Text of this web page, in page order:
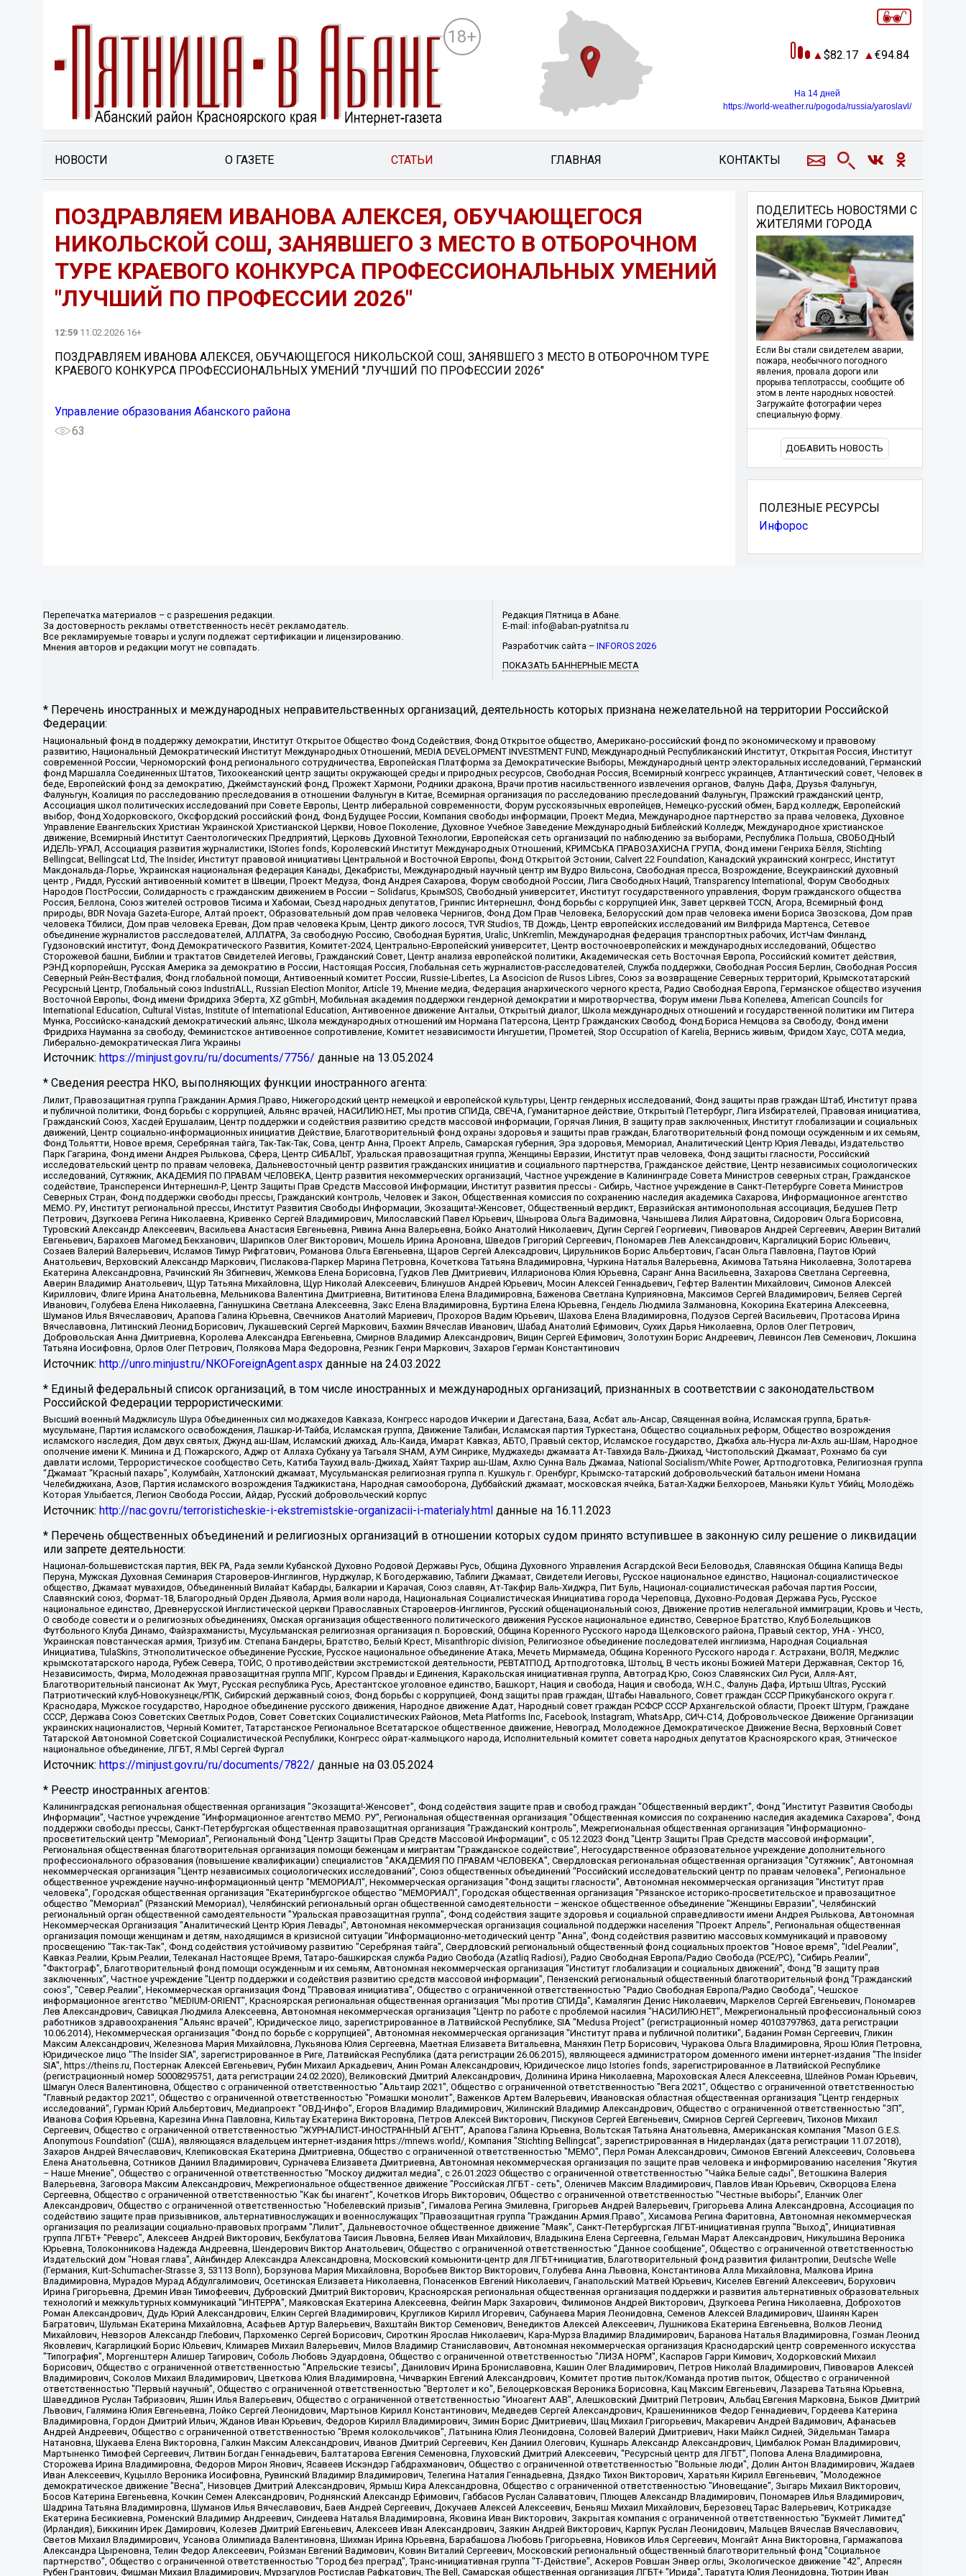
18+
82.17 94.84
На 14 дней
https://world-weather.ru/pogoda/russia/yaroslavl/
НОВОСТИ О ГАЗЕТЕ СТАТЬИ ГЛАВНАЯ КОНТАКТЫ
ПОЗДРАВЛЯЕМ ИВАНОВА АЛЕКСЕЯ, ОБУЧАЮЩЕГОСЯ
НИКОЛЬСКОЙ СОШ, ЗАНЯВШЕГО 3 МЕСТО В ОТБОРОЧНОМ
ТУРЕ КРАЕВОГО КОНКУРСА ПРОФЕССИОНАЛЬНЫХ УМЕНИЙ
"ЛУЧШИЙ ПО ПРОФЕССИИ 2026"
12:59 11.02.2026 16+
ПОЗДРАВЛЯЕМ ИВАНОВА АЛЕКСЕЯ, ОБУЧАЮЩЕГОСЯ НИКОЛЬСКОЙ СОШ, ЗАНЯВШЕГО 3 МЕСТО В ОТБОРОЧНОМ ТУРЕ
КРАЕВОГО КОНКУРСА ПРОФЕССИОНАЛЬНЫХ УМЕНИЙ "ЛУЧШИЙ ПО ПРОФЕССИИ 2026"
Управление образования Абанского района
63
ПОДЕЛИТЕСЬ НОВОСТЯМИ С
ЖИТЕЛЯМИ ГОРОДА
Если Вы стали свидетелем аварии,
пожара, необычного погодного
явления, провала дороги или
прорыва теплотрассы, сообщите об
этом в ленте народных новостей.
Загружайте фотографии через
специальную форму.
ДОБАВИТЬ НОВОСТЬ
ПОЛЕЗНЫЕ РЕСУРСЫ
Инфорос
Перепечатка материалов – с разрешения редакции.
За достоверность рекламы ответственность несёт рекламодатель.
Все рекламируемые товары и услуги подлежат сертификации и лицензированию.
Мнения авторов и редакции могут не совпадать.
Редакция Пятница в Абане.
E-mail: info@aban-pyatnitsa.ru
Разработчик сайта – INFOROS 2026
ПОКАЗАТЬ БАННЕРНЫЕ МЕСТА
* Перечень иностранных и международных неправительственных организаций, деятельность которых признана нежелательной на территории Российской
Федерации:
Национальный фонд в поддержку демократии, Институт Открытое Общество Фонд Содействия, Фонд Открытое общество, Американо-российский фонд по экономическому и правовому
развитию, Национальный Демократический Институт Международных Отношений, MEDIA DEVELOPMENT INVESTMENT FUND, Международный Республиканский Институт, Открытая Россия, Институт
современной России, Черноморский фонд регионального сотрудничества, Европейская Платформа за Демократические Выборы, Международный центр электоральных исследований, Германский
фонд Маршалла Соединенных Штатов, Тихоокеанский центр защиты окружающей среды и природных ресурсов, Свободная Россия, Всемирный конгресс украинцев, Атлантический совет, Человек в
беде, Европейский фонд за демократию, Джеймстаунский фонд, Прожект Хармони, Родники дракона, Врачи против насильственного извлечения органов, Фалунь Дафа, Друзья Фалуньгун,
Фалуньгун, Коалиция по расследованию преследования в отношении Фалуньгун в Китае, Всемирная организация по расследованию преследований Фалуньгун, Пражский гражданский центр,
Ассоциация школ политических исследований при Совете Европы, Центр либеральной современности, Форум русскоязычных европейцев, Немецко-русский обмен, Бард колледж, Европейский
выбор, Фонд Ходорковского, Оксфордский российский фонд, Фонд Будущее России, Компания свободы информации, Проект Медиа, Международное партнерство за права человека, Духовное
Управление Евангельских Христиан Украинской Христианской Церкви, Новое Поколение, Духовное Учебное Заведение Международный Библейский Колледж, Международное христианское
движение, Всемирный Институт Саентологических Предприятий, Церковь Духовной Технологии, Европейская сеть организаций по наблюдению за выборами, Республика Польша, СВОБОДНЫЙ
ИДЕЛЬ-УРАЛ, Ассоциация развития журналистики, IStories fonds, Королевский Институт Международных Отношений, КРИМСЬКА ПРАВОЗАХИСНА ГРУПА, Фонд имени Генриха Бёлля, Stichting
Bellingcat, Bellingcat Ltd, The Insider, Институт правовой инициативы Центральной и Восточной Европы, Фонд Открытой Эстонии, Calvert 22 Foundation, Канадский украинский конгресс, Институт
Макдональда-Лорье, Украинская национальная федерация Канады, Декабристы, Международный научный центр им Вудро Вильсона, Свободная пресса, Возрождение, Всеукраинский духовный
центр , Риддл, Русский антивоенный комитет в Швеции, Проект Медуза, Фонд Андрея Сахарова, Форум свободной России, Лига Свободных Наций, Transparеncy International, Форум Свободных
Народов ПостРоссии, Солидарность с гражданским движением в России – Solidarus, КрымSOS, Свободный университет, Институт государственного управления, Форум гражданского общества
Россия, Беллона, Союз жителей островов Тисима и Хабомаи, Съезд народных депутатов, Гринпис Интернешнл, Фонд борьбы с коррупцией Инк, Завет церквей TCCN, Агора, Всемирный фонд
природы, BDR Novaja Gazeta-Europe, Алтай проект, Образовательный дом прав человека Чернигов, Фонд Дом Прав Человека, Белорусский дом прав человека имени Бориса Звозскова, Дом прав
человека Тбилиси, Дом прав человека Ереван, Дом прав человека Крым, Центр дикого лосося, TVR Studios, ТВ Дождь, Центр европейских исследований им Вилфрида Мартенса, Сетевое
объединение журналистов расследователей, АЛЛАТРА, За свободную Россию, Свободная Бурятия, Uralic, UnKremlin, Международная федерация транспортных рабочих, ИстЧам Финланд,
Гудзоновский институт, Фонд Демократического Развития, Комитет-2024, Центрально-Европейский университет, Центр восточноевропейских и международных исследований, Общество
Сторожевой башни, Библии и трактатов Свидетелей Иеговы, Гражданский Совет, Центр анализа европейской политики, Академическая сеть Восточная Европа, Российский комитет действия,
РЭНД корпорейшн, Русская Америка за демократию в России, Настоящая Россия, Глобальная сеть журналистов-расследователей, Служба поддержки, Свободная Россия Берлин, Свободная Россия
Северный Рейн-Вестфалия, Фонд глобальной помощи, Антивоенный комитет России, Russie-Libertes, La Asocicion de Rusos Libres, Союз за возвращение Северных территорий, Крымскотатарский
Ресурсный Центр, Глобальный союз IndustriALL, Russian Election Monitor, Article 19, Мнение медиа, Федерация анархического черного креста, Радио Свободная Европа, Германское общество изучения
Восточной Европы, Фонд имени Фридриха Эберта, XZ gGmbH, Мобильная академия поддержки гендерной демократии и миротворчества, Форум имени Льва Копелева, American Councils for
International Education, Cultural Vistas, Institute of International Education, Антивоенное движение Антальи, Открытый диалог, Школа международных отношений и государственной политики им Питера
Мунка, Российско-канадский демократический альянс, Школа международных отношений им Нормана Патерсона, Центр Гражданских Свобод, Фонд Бориса Немцова за Свободу, Фонд имени
Фридриха Науманна за свободу, Феминистское антивоенное сопротивление, Комитет независимости Ингушетии, Прометей, Stop Occupation of Karelia, Вернись живым, Фридом Хаус, СОТА медиа,
Либерально-демократическая Лига Украины
Источник: https://minjust.gov.ru/ru/documents/7756/ данные на 13.05.2024
* Сведения реестра НКО, выполняющих функции иностранного агента:
Лилит, Правозащитная группа Гражданин.Армия.Право, Нижегородский центр немецкой и европейской культуры, Центр гендерных исследований, Фонд защиты прав граждан Штаб, Институт права
и публичной политики, Фонд борьбы с коррупцией, Альянс врачей, НАСИЛИЮ.НЕТ, Мы против СПИДа, СВЕЧА, Гуманитарное действие, Открытый Петербург, Лига Избирателей, Правовая инициатива,
Гражданский Союз, Хасдей Ерушалаим, Центр поддержки и содействия развитию средств массовой информации, Горячая Линия, В защиту прав заключенных, Институт глобализации и социальных
движений, Центр социально-информационных инициатив Действие, Благотворительный фонд охраны здоровья и защиты прав граждан, Благотворительный фонд помощи осужденным и их семьям,
Фонд Тольятти, Новое время, Серебряная тайга, Так-Так-Так, Сова, центр Анна, Проект Апрель, Самарская губерния, Эра здоровья, Мемориал, Аналитический Центр Юрия Левады, Издательство
Парк Гагарина, Фонд имени Андрея Рылькова, Сфера, Центр СИБАЛЬТ, Уральская правозащитная группа, Женщины Евразии, Институт прав человека, Фонд защиты гласности, Российский
исследовательский центр по правам человека, Дальневосточный центр развития гражданских инициатив и социального партнерства, Гражданское действие, Центр независимых социологических
исследований, Сутяжник, АКАДЕМИЯ ПО ПРАВАМ ЧЕЛОВЕКА, Центр развития некоммерческих организаций, Частное учреждение в Калининграде Совета Министров северных стран, Гражданское
содействие, Трансперенси Интернешнл-Р, Центр Защиты Прав Средств Массовой Информации, Институт развития прессы - Сибирь, Частное учреждение в Санкт-Петербурге Совета Министров
Северных Стран, Фонд поддержки свободы прессы, Гражданский контроль, Человек и Закон, Общественная комиссия по сохранению наследия академика Сахарова, Информационное агентство
МЕМО. РУ, Институт региональной прессы, Институт Развития Свободы Информации, Экозащита!-Женсовет, Общественный вердикт, Евразийская антимонопольная ассоциация, Бедушев Петр
Петрович, Дзугкоева Регина Николаевна, Кривенко Сергей Владимирович, Милославский Павел Юрьевич, Шнырова Ольга Вадимовна, Чанышева Лилия Айратовна, Сидорович Ольга Борисовна,
Туровский Александр Алексеевич, Васильева Анастасия Евгеньевна, Ривина Анна Валерьевна, Бойко Анатолий Николаевич, Дугин Сергей Георгиевич, Пивоваров Андрей Сергеевич, Аверин Виталий
Евгеньевич, Барахоев Магомед Бекханович, Шарипков Олег Викторович, Мошель Ирина Ароновна, Шведов Григорий Сергеевич, Пономарев Лев Александрович, Каргалицкий Борис Юльевич,
Созаев Валерий Валерьевич, Исламов Тимур Рифгатович, Романова Ольга Евгеньевна, Щаров Сергей Алексадрович, Цирульников Борис Альбертович, Гасан Ольга Павловна, Паутов Юрий
Анатольевич, Верховский Александр Маркович, Пислакова-Паркер Марина Петровна, Кочеткова Татьяна Владимировна, Чуркина Наталья Валерьевна, Акимова Татьяна Николаевна, Золотарева
Екатерина Александровна, Рачинский Ян Збигневич, Жемкова Елена Борисовна, Гудков Лев Дмитриевич, Илларионова Юлия Юрьевна, Саранг Анна Васильевна, Захарова Светлана Сергеевна,
Аверин Владимир Анатольевич, Щур Татьяна Михайловна, Щур Николай Алексеевич, Блинушов Андрей Юрьевич, Мосин Алексей Геннадьевич, Гефтер Валентин Михайлович, Симонов Алексей
Кириллович, Флиге Ирина Анатольевна, Мельникова Валентина Дмитриевна, Вититинова Елена Владимировна, Баженова Светлана Куприяновна, Максимов Сергей Владимирович, Беляев Сергей
Иванович, Голубева Елена Николаевна, Ганнушкина Светлана Алексеевна, Закс Елена Владимировна, Буртина Елена Юрьевна, Гендель Людмила Залмановна, Кокорина Екатерина Алексеевна,
Шуманов Илья Вячеславович, Арапова Галина Юрьевна, Свечников Анатолий Мариевич, Прохоров Вадим Юрьевич, Шахова Елена Владимировна, Подузов Сергей Васильевич, Протасова Ирина
Вячеславовна, Литинский Леонид Борисович, Лукашевский Сергей Маркович, Бахмин Вячеслав Иванович, Шабад Анатолий Ефимович, Сухих Дарья Николаевна, Орлов Олег Петрович,
Добровольская Анна Дмитриевна, Королева Александра Евгеньевна, Смирнов Владимир Александрович, Вицин Сергей Ефимович, Золотухин Борис Андреевич, Левинсон Лев Семенович, Локшина
Татьяна Иосифовна, Орлов Олег Петрович, Полякова Мара Федоровна, Резник Генри Маркович, Захаров Герман Константинович
Источник: http://unro.minjust.ru/NKOForeignAgent.aspx данные на 24.03.2022
* Единый федеральный список организаций, в том числе иностранных и международных организаций, признанных в соответствии с законодательством
Российской Федерации террористическими:
Высший военный Маджлисуль Шура Объединенных сил моджахедов Кавказа, Конгресс народов Ичкерии и Дагестана, База, Асбат аль-Ансар, Священная война, Исламская группа, Братья-
мусульмане, Партия исламского освобождения, Лашкар-И-Тайба, Исламская группа, Движение Талибан, Исламская партия Туркестана, Общество социальных реформ, Общество возрождения
исламского наследия, Дом двух святых, Джунд аш-Шам, Исламский джихад, Аль-Каида, Имарат Кавказ, АБТО, Правый сектор, Исламское государство, Джабха аль-Нусра ли-Ахль аш-Шам, Народное
ополчение имени К. Минина и Д. Пожарского, Аджр от Аллаха Субхану уа Тагьаля SHAM, АУМ Синрике, Муджахеды джамаата Ат-Тавхида Валь-Джихад, Чистопольский Джамаат, Рохнамо ба суи
давлати исломи, Террористическое сообщество Сеть, Катиба Таухид валь-Джихад, Хайят Тахрир аш-Шам, Ахлю Сунна Валь Джамаа, National Socialism/White Power, Артподготовка, Религиозная группа
“Джамаат “Красный пахарь”, Колумбайн, Хатлонский джамаат, Мусульманская религиозная группа п. Кушкуль г. Оренбург, Крымско-татарский добровольческий батальон имени Номана
Челебиджихана, Азов, Партия исламского возрождения Таджикистана, Народная самооборона, Дуббайский джамаат, московская ячейка, Батал-Хаджи Белхороев, Маньяки Культ Убийц, Молодёжь
Которая Улыбается, Легион Свобода России, Айдар, Русский добровольческий корпус
Источник: http://nac.gov.ru/terroristicheskie-i-ekstremistskie-organizacii-i-materialy.html данные на 16.11.2023
* Перечень общественных объединений и религиозных организаций в отношении которых судом принято вступившее в законную силу решение о ликвидации
или запрете деятельности:
Национал-большевистская партия, ВЕК РА, Рада земли Кубанской Духовно Родовой Державы Русь, Община Духовного Управления Асгардской Веси Беловодья, Славянская Община Капища Веды
Перуна, Мужская Духовная Семинария Староверов-Инглингов, Нурджулар, К Богодержавию, Таблиги Джамаат, Свидетели Иеговы, Русское национальное единство, Национал-социалистическое
общество, Джамаат мувахидов, Объединенный Вилайат Кабарды, Балкарии и Карачая, Союз славян, Ат-Такфир Валь-Хиджра, Пит Буль, Национал-социалистическая рабочая партия России,
Славянский союз, Формат-18, Благородный Орден Дьявола, Армия воли народа, Национальная Социалистическая Инициатива города Череповца, Духовно-Родовая Держава Русь, Русское
национальное единство, Древнерусской Инглистической церкви Православных Староверов-Инглингов, Русский общенациональный союз, Движение против нелегальной иммиграции, Кровь и Честь,
О свободе совести и о религиозных объединениях, Омская организация общественного политического движения Русское национальное единство, Северное Братство, Клуб Болельщиков
Футбольного Клуба Динамо, Файзрахманисты, Мусульманская религиозная организация п. Боровский, Община Коренного Русского народа Щелковского района, Правый сектор, УНА - УНСО,
Украинская повстанческая армия, Тризуб им. Степана Бандеры, Братство, Белый Крест, Misanthropic division, Религиозное объединение последователей инглиизма, Народная Социальная
Инициатива, TulaSkins, Этнополитическое объединение Русские, Русское национальное объединение Атака, Мечеть Мирмамеда, Община Коренного Русского народа г. Астрахани, ВОЛЯ, Меджлис
крымскотатарского народа, Рубеж Севера, ТОЙС, О противодействии экстремистской деятельности, РЕВТАТПОД, Артподготовка, Штольц, В честь иконы Божией Матери Державная, Сектор 16,
Независимость, Фирма, Молодежная правозащитная группа МПГ, Курсом Правды и Единения, Каракольская инициативная группа, Автоград Крю, Союз Славянских Сил Руси, Алля-Аят,
Благотворительный пансионат Ак Умут, Русская республика Русь, Арестантское уголовное единство, Башкорт, Нация и свобода, Нация и свобода, W.H.С., Фалунь Дафа, Иртыш Ultras, Русский
Патриотический клуб-Новокузнецк/РПК, Сибирский державный союз, Фонд борьбы с коррупцией, Фонд защиты прав граждан, Штабы Навального, Совет граждан СССР Прикубанского округа г.
Краснодара, Мужское государство, Народное объединение русского движения, Народное движение Адат, Народный совет граждан РСФСР СССР Архангельской области, Проект Штурм, Граждане
СССР, Держава Союз Советских Светлых Родов, Совет Советских Социалистических Районов, Meta Platforms Inc, Facebook, Instagram, WhatsApp, СИЧ-С14, Добровольческое Движение Организации
украинских националистов, Черный Комитет, Татарстанское Региональное Всетатарское общественное движение, Невоград, Молодежное Демократическое Движение Весна, Верховный Совет
Татарской Автономной Советской Социалистической Республики, Конгресс ойрат-калмыцкого народа, Исполнительный комитет совета народных депутатов Красноярского края, Этническое
национальное объединение, ЛГБТ, Я.МЫ Сергей Фургал
Источник: https://minjust.gov.ru/ru/documents/7822/ данные на 03.05.2024
* Реестр иностранных агентов:
Калининградская региональная общественная организация "Экозащита!-Женсовет", Фонд содействия защите прав и свобод граждан "Общественный вердикт", Фонд "Институт Развития Свободы Информации", Частное учреждение "Информационное агентство МЕМО. РУ", Региональная общественная организация "Общественная комиссия по сохранению наследия академика Сахарова", Фонд поддержки свободы прессы, Санкт-Петербургская общественная правозащитная организация "Гражданский контроль", Межрегиональная общественная организация "Информационно-просветительский центр "Мемориал", Региональный Фонд "Центр Защиты Прав Средств Массовой Информации", с 05.12.2023 Фонд "Центр Защиты Прав Средств массовой информации", Региональная общественная благотворительная организация помощи беженцам и мигрантам "Гражданское содействие", Негосударственное образовательное учреждение дополнительного профессионального образования (повышение квалификации) специалистов "АКАДЕМИЯ ПО ПРАВАМ ЧЕЛОВЕКА", Свердловская региональная общественная организация "Сутяжник", Автономная некоммерческая организация "Центр независимых социологических исследований", Союз общественных объединений "Российский исследовательский центр по правам человека", Региональное общественное учреждение научно-информационный центр "МЕМОРИАЛ", Некоммерческая организация "Фонд защиты гласности", Автономная некоммерческая организация "Институт прав человека", Городская общественная организация "Екатеринбургское общество "МЕМОРИАЛ", Городская общественная организация "Рязанское историко-просветительское и правозащитное общество "Мемориал" (Рязанский Мемориал), Челябинский региональный орган общественной самодеятельности – женское общественное объединение "Женщины Евразии", Челябинский региональный орган общественной самодеятельности "Уральская правозащитная группа", Фонд содействия защите здоровья и социальной справедливости имени Андрея Рылькова, Автономная Некоммерческая Организация "Аналитический Центр Юрия Левады", Автономная некоммерческая организация социальной поддержки населения "Проект Апрель", Региональная общественная организация помощи женщинам и детям, находящимся в кризисной ситуации "Информационно-методический центр "Анна", Фонд содействия развитию массовых коммуникаций и правовому просвещению "Так-так-Так", Фонд содействия устойчивому развитию "Серебряная тайга", Свердловский региональный общественный фонд социальных проектов "Новое время", "Idel.Реалии", Кавказ.Реалии, Крым.Реалии, Телеканал Настоящее Время, Татаро-башкирская служба Радио Свобода (Azatliq Radiosi), Радио Свободная Европа/Радио Свобода (PCE/PC), "Сибирь.Реалии", "Фактограф", Благотворительный фонд помощи осужденным и их семьям, Автономная некоммерческая организация "Институт глобализации и социальных движений", Фонд "В защиту прав заключенных", Частное учреждение "Центр поддержки и содействия развитию средств массовой информации", Пензенский региональный общественный благотворительный фонд "Гражданский союз", "Север.Реалии", Некоммерческая организация Фонд "Правовая инициатива", Общество с ограниченной ответственностью "Радио Свободная Европа/Радио Свобода", Чешское информационное агентство "MEDIUM-ORIENT", Красноярская региональная общественная организация "Мы против СПИДа", Камалягин Денис Николаевич, Маркелов Сергей Евгеньевич, Пономарев Лев Александрович, Савицкая Людмила Алексеевна, Автономная некоммерческая организация "Центр по работе с проблемой насилия "НАСИЛИЮ.НЕТ", Межрегиональный профессиональный союз работников здравоохранения "Альянс врачей", Юридическое лицо, зарегистрированное в Латвийской Республике, SIA "Medusa Project" (регистрационный номер 40103797863, дата регистрации 10.06.2014), Некоммерческая организация "Фонд по борьбе с коррупцией", Автономная некоммерческая организация "Институт права и публичной политики", Баданин Роман Сергеевич, Гликин Максим Александрович, Железнова Мария Михайловна, Лукьянова Юлия Сергеевна, Маетная Елизавета Витальевна, Маняхин Петр Борисович, Чуракова Ольга Владимировна, Ярош Юлия Петровна, Юридическое лицо "The Insider SIA", зарегистрированное в Риге, Латвийская Республика (дата регистрации 26.06.2015), являющееся администратором доменного имени интернет-издания "The Insider SIA", https://theins.ru, Постернак Алексей Евгеньевич, Рубин Михаил Аркадьевич, Анин Роман Александрович, Юридическое лицо Istories fonds, зарегистрированное в Латвийской Республике (регистрационный номер 50008295751, дата регистрации 24.02.2020), Великовский Дмитрий Александрович, Долинина Ирина Николаевна, Мароховская Алеся Алексеевна, Шлейнов Роман Юрьевич, Шмагун Олеся Валентиновна, Общество с ограниченной ответственностью "Альтаир 2021", Общество с ограниченной ответственностью "Вега 2021", Общество с ограниченной ответственностью "Главный редактор 2021", Общество с ограниченной ответственностью "Ромашки монолит", Важенков Артем Валерьевич, Ивановская областная общественная организация "Центр гендерных исследований", Гурман Юрий Альбертович, Медиапроект "ОВД-Инфо", Егоров Владимир Владимирович, Жилинский Владимир Александрович, Общество с ограниченной ответственностью "ЗП", Иванова София Юрьевна, Карезина Инна Павловна, Кильтау Екатерина Викторовна, Петров Алексей Викторович, Пискунов Сергей Евгеньевич, Смирнов Сергей Сергеевич, Тихонов Михаил Сергеевич, Общество с ограниченной ответственностью "ЖУРНАЛИСТ-ИНОСТРАННЫЙ АГЕНТ", Арапова Галина Юрьевна, Вольтская Татьяна Анатольевна, Американская компания "Mason G.E.S. Anonymous Foundation" (США), являющаяся владельцем интернет-издания https://mnews.world/, Компания "Stichting Bellingcat", зарегистрированная в Нидерландах (дата регистрации 11.07.2018), Захаров Андрей Вячеславович, Клепиковская Екатерина Дмитриевна, Общество с ограниченной ответственностью "МЕМО", Перл Роман Александрович, Симонов Евгений Алексеевич, Соловьева Елена Анатольевна, Сотников Даниил Владимирович, Сурначева Елизавета Дмитриевна, Автономная некоммерческая организация по защите прав человека и информированию населения "Якутия – Наше Мнение", Общество с ограниченной ответственностью "Москоу диджитал медиа", с 26.01.2023 Общество с ограниченной ответственностью "Чайка Белые сады", Ветошкина Валерия Валерьевна, Заговора Максим Александрович, Межрегиональное общественное движение "Российская ЛГБТ - сеть", Оленичев Максим Владимирович, Павлов Иван Юрьевич, Скворцова Елена Сергеевна, Общество с ограниченной ответственностью "Как бы инагент", Кочетков Игорь Викторович, Общество с ограниченной ответственностью "Честные выборы", Еланчик Олег Александрович, Общество с ограниченной ответственностью "Нобелевский призыв", Гималова Регина Эмилевна, Григорьев Андрей Валерьевич, Григорьева Алина Александровна, Ассоциация по содействию защите прав призывников, альтернативнослужащих и военнослужащих "Правозащитная группа "Гражданин.Армия.Право", Хисамова Регина Фаритовна, Автономная некоммерческая организация по реализации социально-правовых программ "Лилит", Дальневосточное общественное движение "Маяк", Санкт-Петербургская ЛГБТ-инициативная группа "Выход", Инициативная группа ЛГБТ+ "Реверс", Алексеев Андрей Викторович, Бекбулатова Таисия Львовна, Беляев Иван Михайлович, Владыкина Елена Сергеевна, Гельман Марат Александрович, Никульшина Вероника Юрьевна, Толоконникова Надежда Андреевна, Шендерович Виктор Анатольевич, Общество с ограниченной ответственностью "Данное сообщение", Общество с ограниченной ответственностью Издательский дом "Новая глава", Айнбиндер Александра Александровна, Московский комьюнити-центр для ЛГБТ+инициатив, Благотворительный фонд развития филантропии, Deutsche Welle (Германия, Kurt-Schumacher-Strasse 3, 53113 Bonn), Борзунова Мария Михайловна, Воробьев Виктор Викторович, Голубева Анна Львовна, Константинова Алла Михайловна, Малкова Ирина Владимировна, Мурадов Мурад Абдулгалимович, Осетинская Елизавета Николаевна, Понасенков Евгений Николаевич, Ганапольский Матвей Юрьевич, Киселев Евгений Алексеевич, Борухович Ирина Григорьевна, Дремин Иван Тимофеевич, Дубровский Дмитрий Викторович, Красноярская региональная общественная организация поддержки и развития альтернативных образовательных технологий и межкультурных коммуникаций "ИНТЕРРА", Маяковская Екатерина Алексеевна, Фейгин Марк Захарович, Филимонов Андрей Викторович, Дзугкоева Регина Николаевна, Доброхотов Роман Александрович, Дудь Юрий Александрович, Елкин Сергей Владимирович, Кругликов Кирилл Игоревич, Сабунаева Мария Леонидовна, Семенов Алексей Владимирович, Шаинян Карен Багратович, Шульман Екатерина Михайловна, Асафьев Артур Валерьевич, Вахштайн Виктор Семенович, Венедиктов Алексей Алексеевич, Лушникова Екатерина Евгеньевна, Волков Леонид Михайлович, Невзоров Александр Глебович, Пархоменко Сергей Борисович, Сироткин Ярослав Николаевич, Кара-Мурза Владимир Владимирович, Баранова Наталья Владимировна, Гозман Леонид Яковлевич, Кагарлицкий Борис Юльевич, Климарев Михаил Валерьевич, Милов Владимир Станиславович, Автономная некоммерческая организация Краснодарский центр современного искусства "Типография", Моргенштерн Алишер Тагирович, Соболь Любовь Эдуардовна, Общество с ограниченной ответственностью "ЛИЗА НОРМ", Каспаров Гарри Кимович, Ходорковский Михаил Борисович, Общество с ограниченной ответственностью "Апрельские тезисы", Данилович Ирина Брониславовна, Кашин Олег Владимирович, Петров Николай Владимирович, Пивоваров Алексей Владимирович, Соколов Михаил Владимирович, Цветкова Юлия Владимировна, Чичваркин Евгений Александрович, Комитет против пыток/Команда против пыток, Общество с ограниченной ответственностью "Первый научный", Общество с ограниченной ответственностью "Вертолет и ко", Белоцерковская Вероника Борисовна, Кац Максим Евгеньевич, Лазарева Татьяна Юрьевна, Шаведдинов Руслан Табризович, Яшин Илья Валерьевич, Общество с ограниченной ответственностью "Иноагент ААВ", Алешковский Дмитрий Петрович, Альбац Евгения Марковна, Быков Дмитрий Львович, Галямина Юлия Евгеньевна, Лойко Сергей Леонидович, Мартынов Кирилл Константинович, Медведев Сергей Александрович, Крашенинников Федор Геннадиевич, Гордеева Катерина Вл